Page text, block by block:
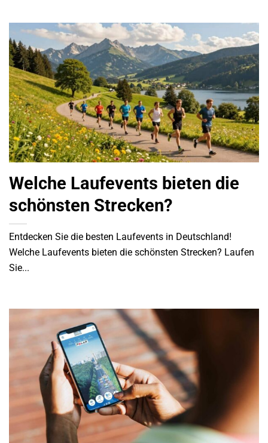
Welche Laufevents bieten die
schönsten Strecken?
Entdecken Sie die besten Laufevents in Deutschland!
Welche Laufevents bieten die schönsten Strecken? Laufen
Sie...